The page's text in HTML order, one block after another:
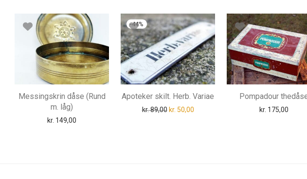
Messingskrin dåse (Rund
m. låg)
kr. 149,00
-44%
Apoteker skilt. Herb. Variae
kr.89,00 Den oprindelige pris var: kr. 89,00.
kr. 50,00Den aktuelle pris er: kr. 50,00.
Pompadour
kr. 175,00